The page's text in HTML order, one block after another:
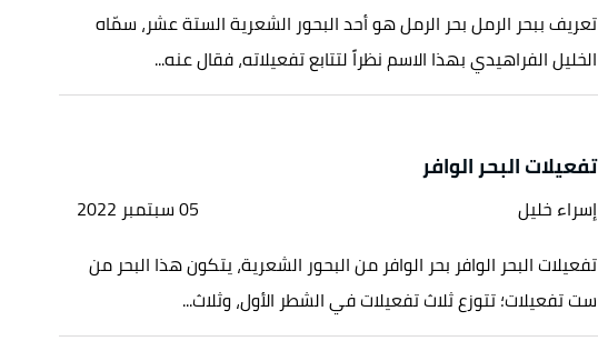
تعريف ببحر الرمل بحر الرمل هو أحد البحور الشعرية الستة عشر، سمّاه
الخليل الفراهيدي بهذا الاسم نظراً لتتابع تفعيلاته، فقال عنه...
تفعيلات البحر الوافر
إسراء خليل
05 سبتمبر 2022
تفعيلات البحر الوافر بحر الوافر من البحور الشعرية، يتكون هذا البحر من
ست تفعيلات؛ تتوزع ثلاث تفعيلات في الشطر الأول، وثلاث...